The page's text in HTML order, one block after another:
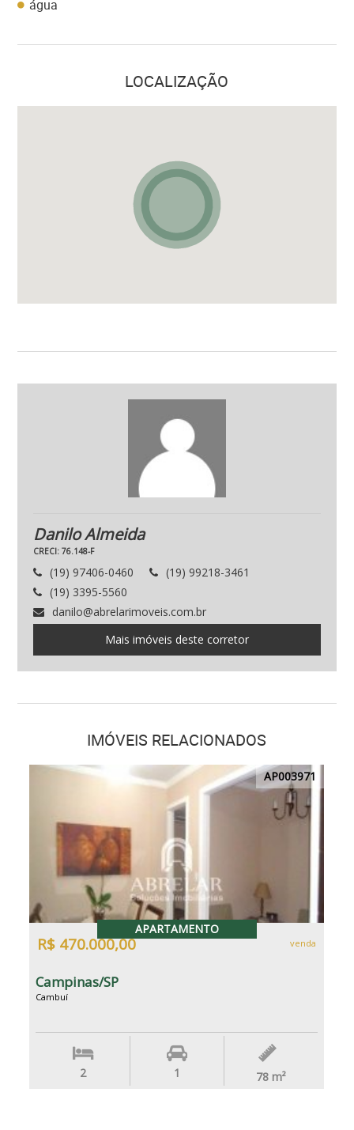
água
LOCALIZAÇÃO
Danilo Almeida
CRECI: 76.148-F
(19) 97406-0460
(19) 99218-3461
(19) 3395-5560
danilo@abrelarimoveis.com.br
Mais imóveis deste corretor
IMÓVEIS RELACIONADOS
AP003971
APARTAMENTO
R$ 470.000,00 venda
Campinas/SP
Cambuí
2 1 78 m²